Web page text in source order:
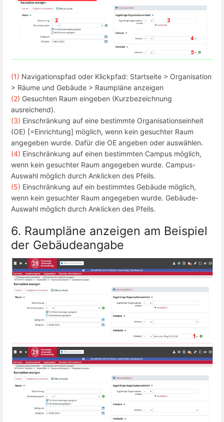
(1) Navigationspfad oder Klickpfad: Startseite > Organisation
> Räume und Gebäude > Raumpläne anzeigen
(2) Gesuchten Raum eingeben (Kurzbezeichnung
ausreichend).
(3) Einschränkung auf eine bestimmte Organisationseinheit
(OE) [=Einrichtung] möglich, wenn kein gesuchter Raum
angegeben wurde. Dafür die OE angeben oder auswählen.
(4) Einschränkung auf einen bestimmten Campus möglich,
wenn kein gesuchter Raum angegeben wurde. Campus-
Auswahl möglich durch Anklicken des Pfeils.
(5) Einschränkung auf ein bestimmtes Gebäude möglich,
wenn kein gesuchter Raum angegeben wurde. Gebäude-
Auswahl möglich durch Anklicken des Pfeils.
6. Raumpläne anzeigen am Beispiel
der Gebäudeangabe